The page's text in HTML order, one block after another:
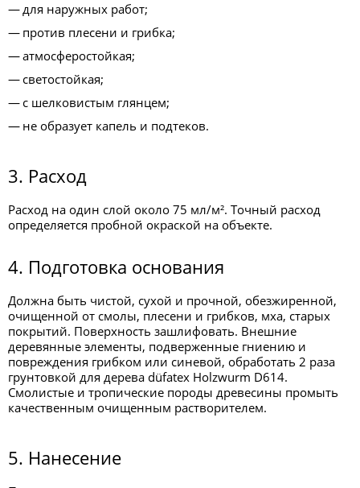
для наружных работ;
против плесени и грибка;
атмосферостойкая;
светостойкая;
с шелковистым глянцем;
не образует капель и подтеков.
3. Расход
Расход на один слой около 75 мл/м². Точный расход
определяется пробной окраской на объекте.
4. Подготовка основания
Должна быть чистой, сухой и прочной, обезжиренной,
очищенной от смолы, плесени и грибков, мха, старых
покрытий. Поверхность зашлифовать. Внешние
деревянные элементы, подверженные гниению и
повреждения грибком или синевой, обработать 2 раза
грунтовкой для дерева düfatex Holzwurm D614.
Смолистые и тропические породы древесины промыть
качественным очищенным растворителем.
5. Нанесение